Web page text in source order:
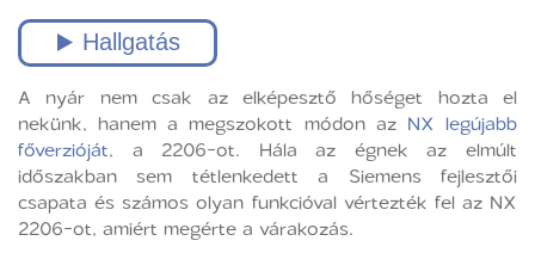
A nyár nem csak az elképesztő hőséget hozta el
nekünk, hanem a megszokott módon az NX legújabb
főverzióját, a 2206-ot. Hála az égnek az elmúlt
időszakban sem tétlenkedett a Siemens fejlesztői
csapata és számos olyan funkcióval vértezték fel az NX
2206-ot, amiért megérte a várakozás.